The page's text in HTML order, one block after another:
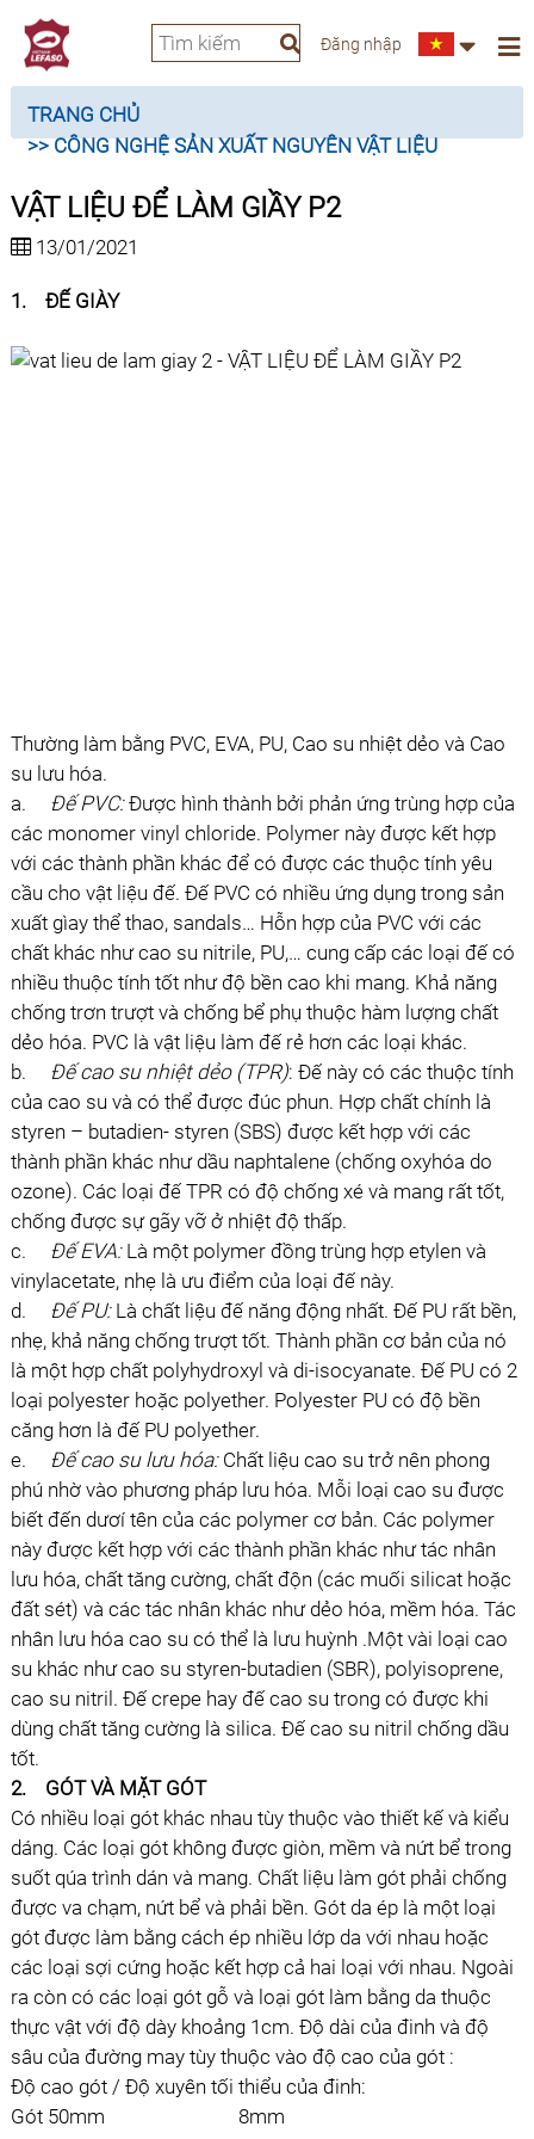
Đăng nhập
TRANG CHỦ
>> CÔNG NGHỆ SẢN XUẤT NGUYÊN VẬT LIỆU
VẬT LIỆU ĐỂ LÀM GIẦY P2
13/01/2021
1. ÐẾ GIÀY
Thường làm bằng PVC, EVA, PU, Cao su nhiệt dẻo và Cao
su lưu hóa.
a.
Ðế PVC:Ðược hình thành bởi phản ứng trùng hợp của
các monomer vinyl chloride. Polymer này được kết hợp
với các thành phần khác để có được các thuộc tính yêu
cầu cho vật liệu đế. Ðế PVC có nhiều ứng dụng trong sản
xuất gìay thể thao, sandals… Hỗn hợp của PVC với các
chất khác như cao su nitrile, PU,… cung cấp các loại đế có
nhiều thuộc tính tốt như độ bền cao khi mang. Khả năng
chống trơn trượt và chống bể phụ thuộc hàm lượng chất
dẻo hóa. PVC là vật liệu làm đế rẻ hơn các loại khác.
b.
Ðế cao su nhiệt dẻo (TPR): Ðế này có các thuộc tính
của cao su và có thể được đúc phun. Hợp chất chính là
styren – butadien- styren (SBS) được kết hợp với các
thành phần khác như dầu naphtalene (chống oxyhóa do
ozone). Các loại đế TPR có độ chống xé và mang rất tốt,
chống được sự gãy vỡ ở nhiệt độ thấp.
c.
Ðế EVA:Là một polymer đồng trùng hợp etylen và
vinylacetate, nhẹ là ưu điểm của loại đế này.
d.
Ðế PU:Là chất liệu đế năng động nhất. Ðế PU rất bền,
nhẹ, khả năng chống trượt tốt. Thành phần cơ bản của nó
là một hợp chất polyhydroxyl và di-isocyanate. Ðế PU có 2
loại polyester hoặc polyether. Polyester PU có độ bền
căng hơn là đế PU polyether.
e.
Ðế cao su lưu hóa:Chất liệu cao su trở nên phong
phú nhờ vào phương pháp lưu hóa. Mỗi loại cao su được
biết đến dươí tên của các polymer cơ bản. Các polymer
này được kết hợp với các thành phần khác như tác nhân
lưu hóa, chất tăng cường, chất độn (các muối silicat hoặc
đất sét) và các tác nhân khác như dẻo hóa, mềm hóa. Tác
nhân lưu hóa cao su có thể là lưu huỳnh .Một vài loại cao
su khác như cao su styren-butadien (SBR), polyisoprene,
cao su nitril. Ðế crepe hay đế cao su trong có được khi
dùng chất tăng cường là silica. Ðế cao su nitril chống dầu
tốt.
2. GÓT VÀ MẶT GÓT
Có nhiều loại gót khác nhau tùy thuộc vào thiết kế và kiểu
dáng. Các loại gót không được giòn, mềm và nứt bể trong
suốt qúa trình dán và mang. Chất liệu làm gót phải chống
được va chạm, nứt bể và phải bền. Gót da ép là một loại
gót được làm bằng cách ép nhiều lớp da với nhau hoặc
các loại sợi cứng hoặc kết hợp cả hai loại với nhau. Ngoài
ra còn có các loại gót gỗ và loại gót làm bằng da thuộc
thực vật với độ dày khoảng 1cm. Ðộ dài của đinh và độ
sâu của đường may tùy thuộc vào độ cao của gót :
Ðộ cao gót / Ðộ xuyên tối thiểu của đinh:
Gót 50mm 8mm